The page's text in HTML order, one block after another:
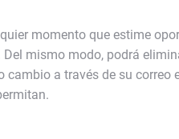
momento que estime
mismo modo, podrá
a través de su correo